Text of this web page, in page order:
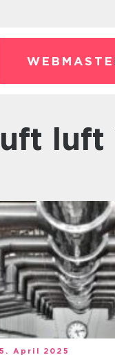
luft luft
April 2025